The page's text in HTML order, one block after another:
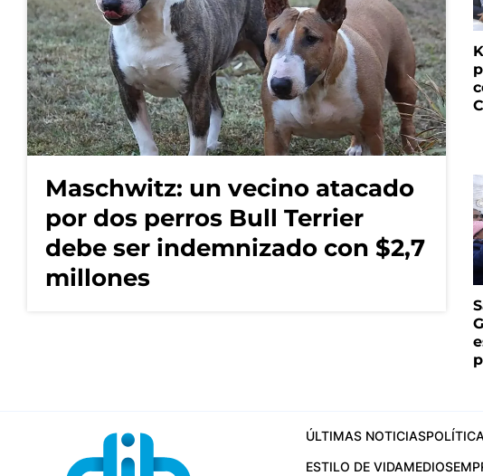
Maschwitz: un vecino atacado
por dos perros Bull Terrier
debe ser indemnizado con $2,7
millones
ÚLTIMAS NOTICIASPOLÍTICA
ESTILO DE VIDAMEDIOS